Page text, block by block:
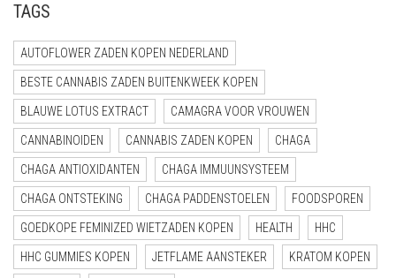
TAGS
AUTOFLOWER ZADEN KOPEN NEDERLAND
BESTE CANNABIS ZADEN BUITENKWEEK KOPEN
BLAUWE LOTUS EXTRACT CAMAGRA VOOR VROUWEN
CANNABINOIDEN CANNABIS ZADEN KOPEN CHAGA
CHAGA ANTIOXIDANTEN CHAGA IMMUUNSYSTEEM
CHAGA ONTSTEKING CHAGA PADDENSTOELEN FOODSPOREN
GOEDKOPE FEMINIZED WIETZADEN KOPEN HEALTH HHC
HHC GUMMIES KOPEN JETFLAME AANSTEKER KRATOM KOPEN